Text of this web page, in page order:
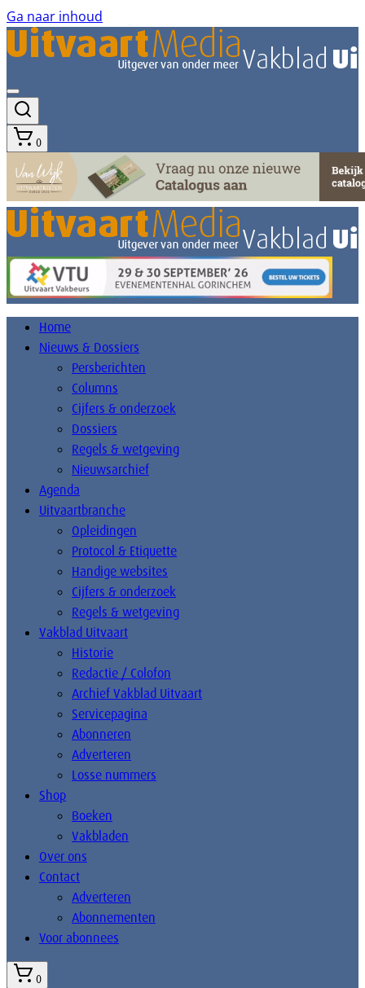
Ga naar inhoud
0
Home
Nieuws & Dossiers
Persberichten
Columns
Cijfers & onderzoek
Dossiers
Regels & wetgeving
Nieuwsarchief
Agenda
Uitvaartbranche
Opleidingen
Protocol & Etiquette
Handige websites
Cijfers & onderzoek
Regels & wetgeving
Vakblad Uitvaart
Historie
Redactie / Colofon
Archief Vakblad Uitvaart
Servicepagina
Abonneren
Adverteren
Losse nummers
Shop
Boeken
Vakbladen
Over ons
Contact
Adverteren
Abonnementen
Voor abonnees
0